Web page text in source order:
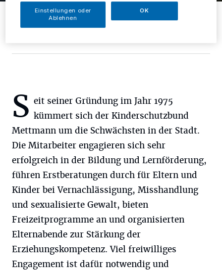
Suchen dringend Unterstützung: Kinderschutzbund-
Geschäftsführerin Angela Mäder und Vorsitzender Dr.Jürgen
Winkelmann.
S eit seiner Gründung im Jahr 1975
kümmert sich der Kinderschutzbund
Mettmann um die Schwächsten in der Stadt.
Die Mitarbeiter engagieren sich sehr
erfolgreich in der Bildung und Lernförderung,
führen Erstberatungen durch für Eltern und
Kinder bei Vernachlässigung, Misshandlung
und sexualisierte Gewalt, bieten
Freizeitprogramme an und organisierten
Elternabende zur Stärkung der
Erziehungskompetenz. Viel freiwilliges
Engagement ist dafür notwendig und
Einstellungen oder
Ablehnen
OK